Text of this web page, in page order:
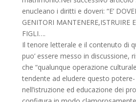
enucleano i diritti e doveri: “E’
GENITORI MANTENERE,ISTRUIRE
FIGLI….
Il tenore letterale e il contenuto di
puo’ essere messo in discussione,
che “qualunque operazione
tendente ad eludere questo
nell’istruzione ed educazione dei